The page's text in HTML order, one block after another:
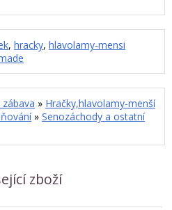
, hracky, hlavolamy-mensi
zábava » Hračky,hlavolamy-menší
» Senozáchody a ostatní
zboží